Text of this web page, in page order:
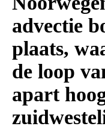
advectie
plaats,
de loop
apart